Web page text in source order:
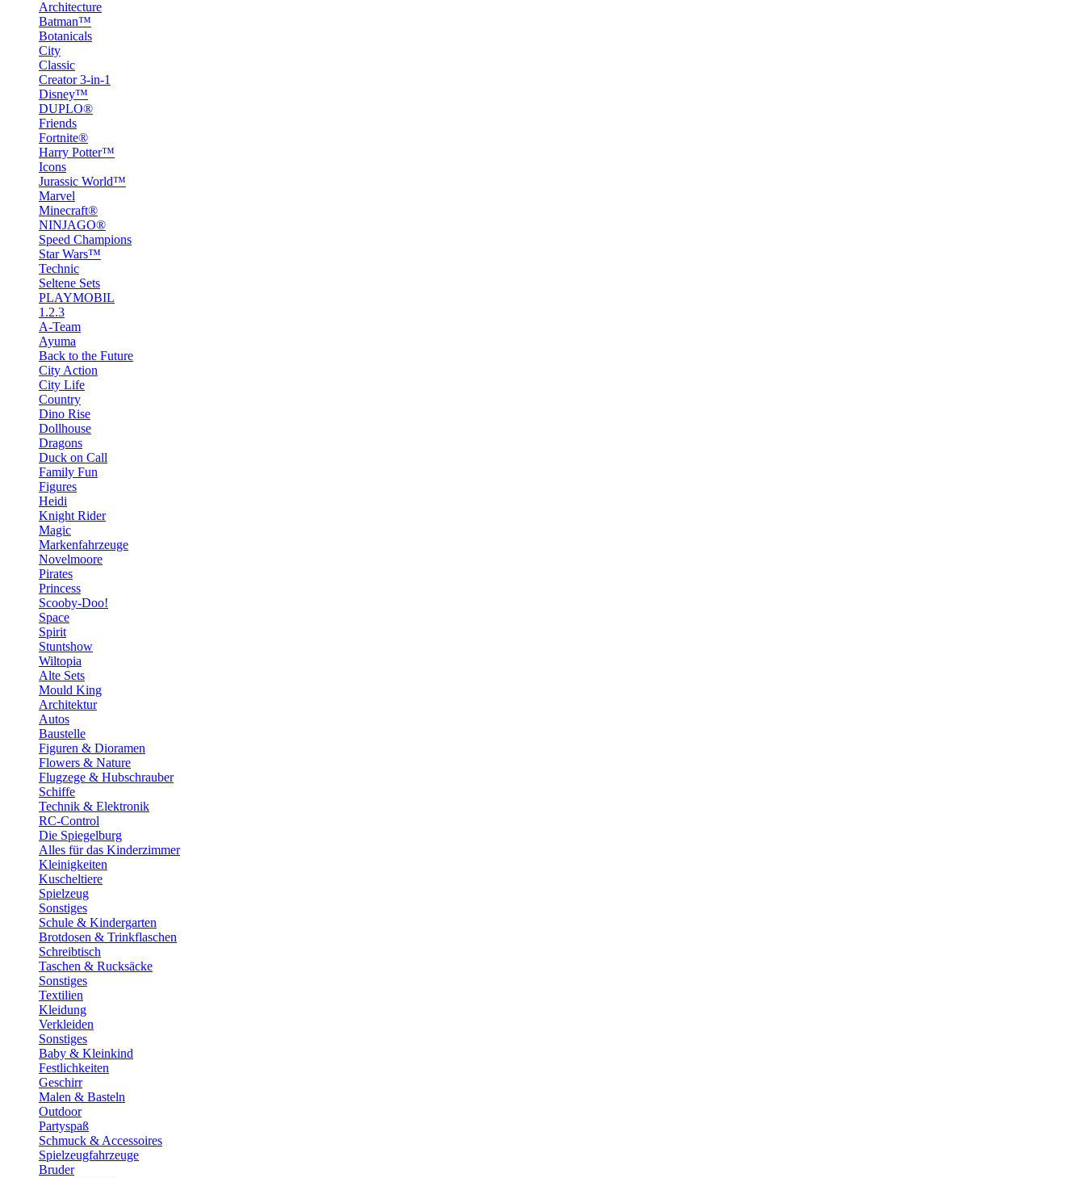
Architecture
Batman™
Botanicals
City
Classic
Creator 3-in-1
Disney™
DUPLO®
Friends
Fortnite®
Harry Potter™
Icons
Jurassic World™
Marvel
Minecraft®
NINJAGO®
Speed Champions
Star Wars™
Technic
Seltene Sets
PLAYMOBIL
1.2.3
A-Team
Ayuma
Back to the Future
City Action
City Life
Country
Dino Rise
Dollhouse
Dragons
Duck on Call
Family Fun
Figures
Heidi
Knight Rider
Magic
Markenfahrzeuge
Novelmoore
Pirates
Princess
Scooby-Doo!
Space
Spirit
Stuntshow
Wiltopia
Alte Sets
Mould King
Architektur
Autos
Baustelle
Figuren & Dioramen
Flowers & Nature
Flugzege & Hubschrauber
Schiffe
Technik & Elektronik
RC-Control
Die Spiegelburg
Alles für das Kinderzimmer
Kleinigkeiten
Kuscheltiere
Spielzeug
Sonstiges
Schule & Kindergarten
Brotdosen & Trinkflaschen
Schreibtisch
Taschen & Rucksäcke
Sonstiges
Textilien
Kleidung
Verkleiden
Sonstiges
Baby & Kleinkind
Festlichkeiten
Geschirr
Malen & Basteln
Outdoor
Partyspaß
Schmuck & Accessoires
Spielzeugfahrzeuge
Bruder